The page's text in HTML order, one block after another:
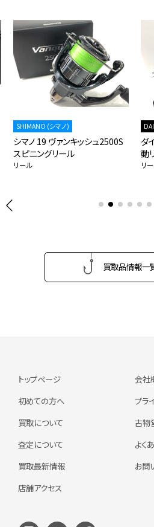
SHIMANO (シマノ)
シマノ 19 ヴァンキッシュ2500S
スピニングリール
リール
ダ
動
リ
買取品情報一
トップページ
初めての方へ
買取について
査定について
買取最新情報
店舗アクセス
会社
プラ
古物
よく
お問